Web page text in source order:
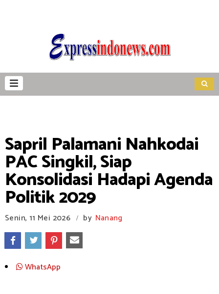
Sapril Palamani Nahkodai
PAC Singkil, Siap
Konsolidasi Hadapi Agenda
Politik 2029
Senin, 11 Mei 2026 / by Nanang
WhatsApp